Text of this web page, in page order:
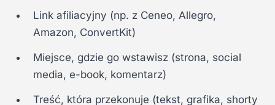
Link afiliacyjny (np. z Ceneo, Allegro,
Amazon, ConvertKit)
Miejsce, gdzie go wstawisz (strona, social
media, e-book, komentarz)
Treść, która przekonuje (tekst, grafika, shorty